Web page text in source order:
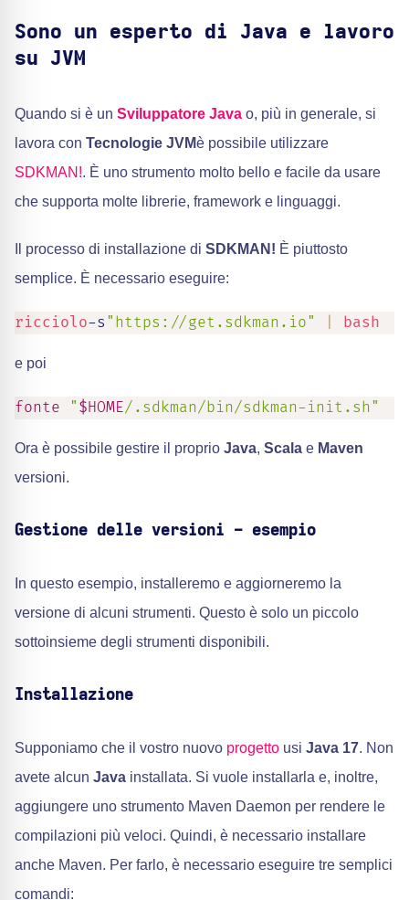
Sono un esperto di Java e lavoro
su JVM
Quando si è un Sviluppatore Java o, più in generale, si
lavora con Tecnologie JVMè possibile utilizzare
SDKMAN!. È uno strumento molto bello e facile da usare
che supporta molte librerie, framework e linguaggi.
Il processo di installazione di SDKMAN! È piuttosto
semplice. È necessario eseguire:
ricciolo-s "https://get.sdkman.io" bash
e poi
fonte " $HOME/.sdkman/bin/sdkman-init.sh"
Ora è possibile gestire il proprio Java, Scala e Maven
versioni.
Gestione delle versioni - esempio
In questo esempio, installeremo e aggiorneremo la
versione di alcuni strumenti. Questo è solo un piccolo
sottoinsieme degli strumenti disponibili.
Installazione
Supponiamo che il vostro nuovo progetto usi Java 17. Non
avete alcun Java installata. Si vuole installarla e, inoltre,
aggiungere uno strumento Maven Daemon per rendere le
compilazioni più veloci. Quindi, è necessario installare
anche Maven. Per farlo, è necessario eseguire tre semplici
comandi: